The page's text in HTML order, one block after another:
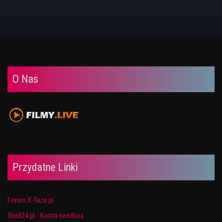
O Nas
Przydatne Linki
Forum X-Taze.pl
Shell24.pl - Konta seedbox